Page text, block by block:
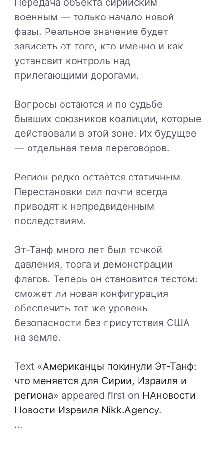
Передача объекта сирийским
военным — только начало новой
фазы. Реальное значение будет
зависеть от того, кто именно и как
установит контроль над
прилегающими дорогами.
Вопросы остаются и по судьбе
бывших союзников коалиции, которые
действовали в этой зоне. Их будущее
— отдельная тема переговоров.
Регион редко остаётся статичным.
Перестановки сил почти всегда
приводят к непредвиденным
последствиям.
Эт-Танф много лет был точкой
давления, торга и демонстрации
флагов. Теперь он становится тестом:
сможет ли новая конфигурация
обеспечить тот же уровень
безопасности без присутствия США
на земле.
Text «Американцы покинули Эт-Танф:
что меняется для Сирии, Израиля и
региона» appeared first on НАновости
Новости Израиля Nikk.Agency.
…